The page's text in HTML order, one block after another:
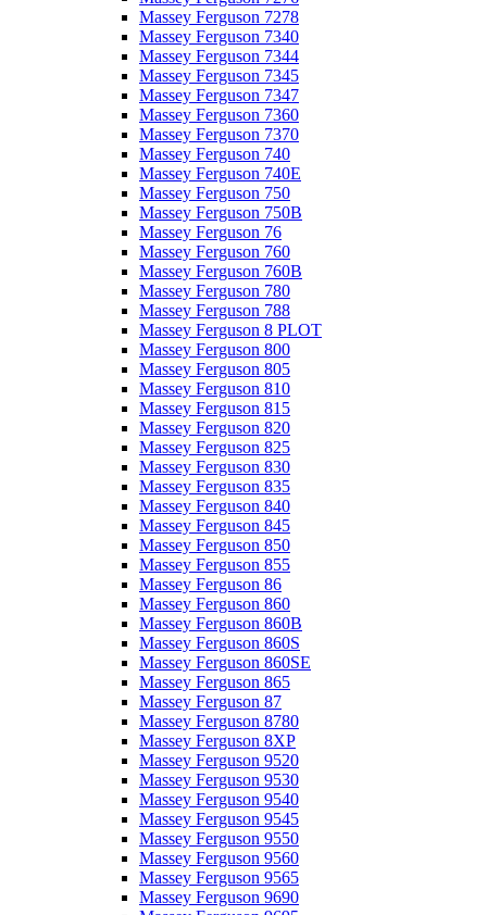
Massey Ferguson 7278
Massey Ferguson 7340
Massey Ferguson 7344
Massey Ferguson 7345
Massey Ferguson 7347
Massey Ferguson 7360
Massey Ferguson 7370
Massey Ferguson 740
Massey Ferguson 740E
Massey Ferguson 750
Massey Ferguson 750B
Massey Ferguson 76
Massey Ferguson 760
Massey Ferguson 760B
Massey Ferguson 780
Massey Ferguson 788
Massey Ferguson 8 PLOT
Massey Ferguson 800
Massey Ferguson 805
Massey Ferguson 810
Massey Ferguson 815
Massey Ferguson 820
Massey Ferguson 825
Massey Ferguson 830
Massey Ferguson 835
Massey Ferguson 840
Massey Ferguson 845
Massey Ferguson 850
Massey Ferguson 855
Massey Ferguson 86
Massey Ferguson 860
Massey Ferguson 860B
Massey Ferguson 860S
Massey Ferguson 860SE
Massey Ferguson 865
Massey Ferguson 87
Massey Ferguson 8780
Massey Ferguson 8XP
Massey Ferguson 9520
Massey Ferguson 9530
Massey Ferguson 9540
Massey Ferguson 9545
Massey Ferguson 9550
Massey Ferguson 9560
Massey Ferguson 9565
Massey Ferguson 9690